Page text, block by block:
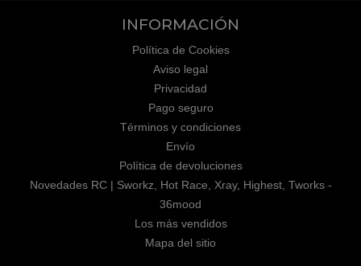
INFORMACIÓN
Política de Cookies
Aviso legal
Privacidad
Pago seguro
Términos y condiciones
Envío
Política de devoluciones
Novedades RC | Sworkz, Hot Race, Xray, Highest, Tworks -
36mood
Los más vendidos
Mapa del sitio